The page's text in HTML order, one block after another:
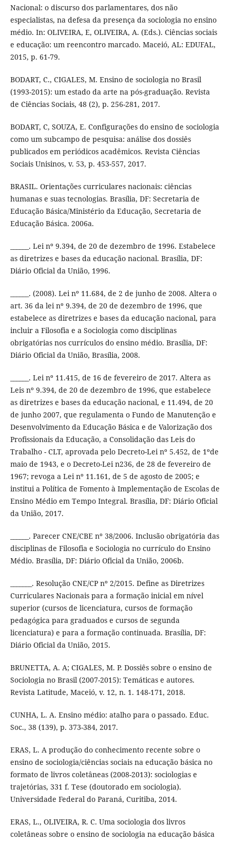
Nacional: o discurso dos parlamentares, dos não
especialistas, na defesa da presença da sociologia no ensino
médio. In: OLIVEIRA, E, OLIVEIRA, A. (Eds.). Ciências sociais
e educação: um reencontro marcado. Maceió, AL: EDUFAL,
2015, p. 61-79.
BODART, C., CIGALES, M. Ensino de sociologia no Brasil
(1993-2015): um estado da arte na pós-graduação. Revista
de Ciências Sociais, 48 (2), p. 256-281, 2017.
BODART, C, SOUZA, E. Configurações do ensino de sociologia
como um subcampo de pesquisa: análise dos dossiês
publicados em periódicos acadêmicos. Revista Ciências
Sociais Unisinos, v. 53, p. 453-557, 2017.
BRASIL. Orientações curriculares nacionais: ciências
humanas e suas tecnologias. Brasília, DF: Secretaria de
Educação Básica/Ministério da Educação, Secretaria de
Educação Básica. 2006a.
______. Lei nº 9.394, de 20 de dezembro de 1996. Estabelece
as diretrizes e bases da educação nacional. Brasília, DF:
Diário Oficial da União, 1996.
______. (2008). Lei nº 11.684, de 2 de junho de 2008. Altera o
art. 36 da lei nº 9.394, de 20 de dezembro de 1996, que
estabelece as diretrizes e bases da educação nacional, para
incluir a Filosofia e a Sociologia como disciplinas
obrigatórias nos currículos do ensino médio. Brasília, DF:
Diário Oficial da União, Brasília, 2008.
______. Lei nº 11.415, de 16 de fevereiro de 2017. Altera as
Leis nº 9.394, de 20 de dezembro de 1996, que estabelece
as diretrizes e bases da educação nacional, e 11.494, de 20
de junho 2007, que regulamenta o Fundo de Manutenção e
Desenvolvimento da Educação Básica e de Valorização dos
Profissionais da Educação, a Consolidação das Leis do
Trabalho - CLT, aprovada pelo Decreto-Lei nº 5.452, de 1ºde
maio de 1943, e o Decreto-Lei n236, de 28 de fevereiro de
1967; revoga a Lei nº 11.161, de 5 de agosto de 2005; e
institui a Política de Fomento à Implementação de Escolas de
Ensino Médio em Tempo Integral. Brasília, DF: Diário Oficial
da União, 2017.
______. Parecer CNE/CBE nº 38/2006. Inclusão obrigatória das
disciplinas de Filosofia e Sociologia no currículo do Ensino
Médio. Brasília, DF: Diário Oficial da União, 2006b.
_______. Resolução CNE/CP nº 2/2015. Define as Diretrizes
Curriculares Nacionais para a formação inicial em nível
superior (cursos de licenciatura, cursos de formação
pedagógica para graduados e cursos de segunda
licenciatura) e para a formação continuada. Brasília, DF:
Diário Oficial da União, 2015.
BRUNETTA, A. A; CIGALES, M. P. Dossiês sobre o ensino de
Sociologia no Brasil (2007-2015): Temáticas e autores.
Revista Latitude, Maceió, v. 12, n. 1. 148-171, 2018.
CUNHA, L. A. Ensino médio: atalho para o passado. Educ.
Soc., 38 (139), p. 373-384, 2017.
ERAS, L. A produção do conhecimento recente sobre o
ensino de sociologia/ciências sociais na educação básica no
formato de livros coletâneas (2008-2013): sociologias e
trajetórias, 331 f. Tese (doutorado em sociologia).
Universidade Federal do Paraná, Curitiba, 2014.
ERAS, L., OLIVEIRA, R. C. Uma sociologia dos livros
coletâneas sobre o ensino de sociologia na educação básica